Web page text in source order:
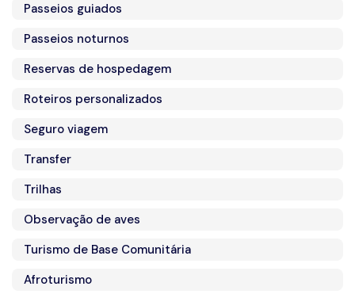
Passeios guiados
Passeios noturnos
Reservas de hospedagem
Roteiros personalizados
Seguro viagem
Transfer
Trilhas
Observação de aves
Turismo de Base Comunitária
Afroturismo